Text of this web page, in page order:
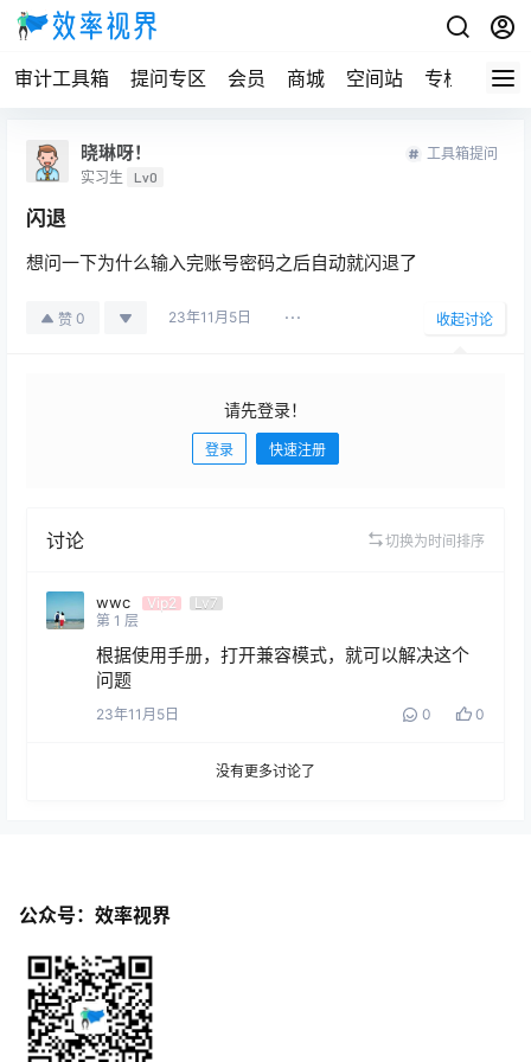
审计工具箱 提问专区 会员 商城 空间站 专栏
晓琳呀！
实习生 Lv0
工具箱提问
闪退
想问一下为什么输入完账号密码之后自动就闪退了
赞 0 23年11月5日 收起讨论
请先登录！
登录 快速注册
讨论 切换为时间排序
wwc Vip2
Lv7
第 1 层
根据使用手册，打开兼容模式，就可以解决这个
问题
23年11月5日 0 0
没有更多讨论了
公众号：效率视界